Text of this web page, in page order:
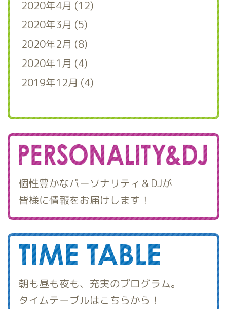
2020年4月 (12)
2020年3月 (5)
2020年2月 (8)
2020年1月 (4)
2019年12月 (4)
個性豊かなパーソナリティ＆DJが
皆様に情報をお届けします！
朝も昼も夜も、充実のプログラム。
タイムテーブルはこちらから！